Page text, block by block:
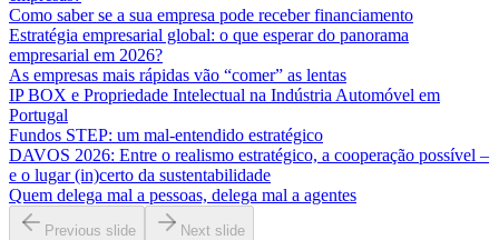
Como saber se a sua empresa pode receber financiamento
Estratégia empresarial global: o que esperar do panorama
empresarial em 2026?
As empresas mais rápidas vão “comer” as lentas
IP BOX e Propriedade Intelectual na Indústria Automóvel em
Portugal
Fundos STEP: um mal-entendido estratégico
DAVOS 2026: Entre o realismo estratégico, a cooperação possível –
e o lugar (in)certo da sustentabilidade
Quem delega mal a pessoas, delega mal a agentes
Previous slide Next slide